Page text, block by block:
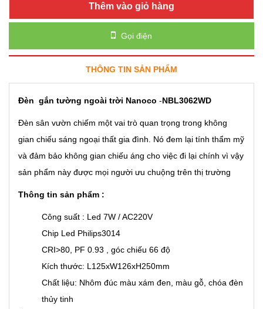
Thêm vào giỏ hàng
Gọi điện
THÔNG TIN SẢN PHẨM
Đèn gắn tường ngoài trời Nanoco -NBL3062WD
Đèn sân vườn chiếm một vai trò quan trọng trong không
gian chiếu sáng ngoại thất gia đình. Nó đem lại tính thẩm mỹ
và đảm bảo không gian chiếu áng cho việc đi lại chính vì vậy
sản phẩm này được mọi người ưu chuộng trên thị trường
Thông tin sản phẩm :
Công suất : Led 7W / AC220V
Chip Led Philips3014
CRI>80, PF 0.93 , góc chiếu 66 độ
Kích thước: L125xW126xH250mm
Chất liệu: Nhôm đúc màu xám đen, màu gỗ, chóa đèn
thủy tinh